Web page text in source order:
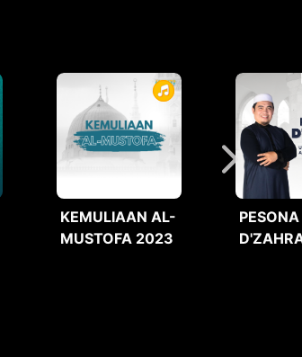
KEMULIAAN AL-
MUSTOFA 2023
PESONA